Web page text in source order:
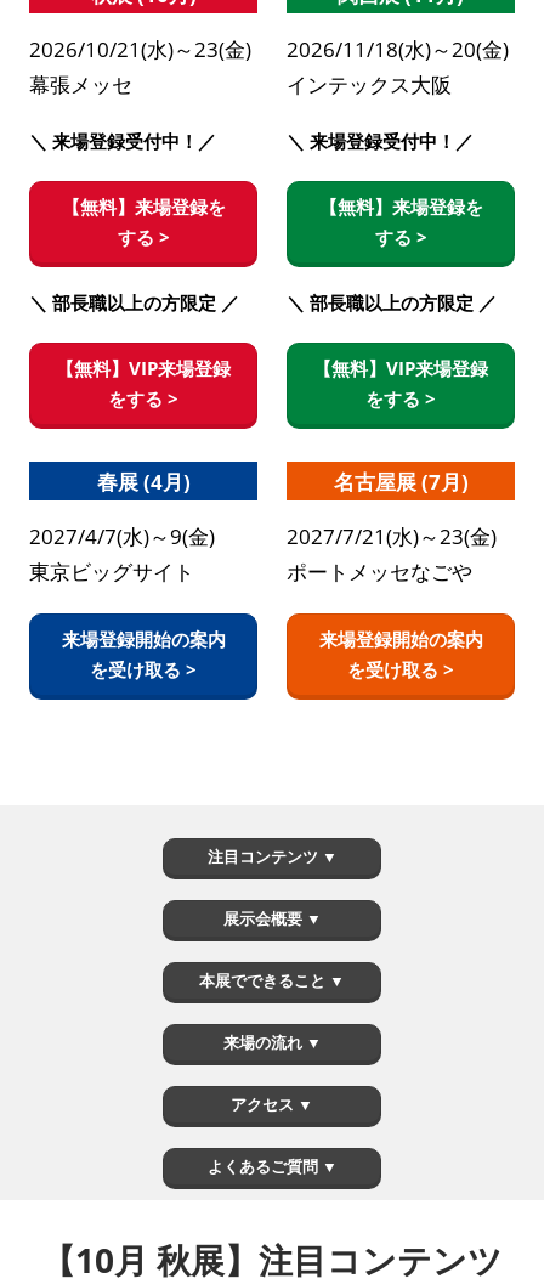
2026/10/21(水)～23(金)
幕張メッセ
＼ 来場登録受付中！／
【無料】来場登録を
する >
＼ 部長職以上の方限定 ／
【無料】VIP来場登録
をする >
2026/11/18(水)～20(金)
インテックス大阪
＼ 来場登録受付中！／
【無料】来場登録を
する >
＼ 部長職以上の方限定 ／
【無料】VIP来場登録
をする >
春展 (4月)
2027/4/7(水)～9(金)
東京ビッグサイト
来場登録開始の案内
を受け取る >
名古屋展 (7月)
2027/7/21(水)～23(金)
ポートメッセなごや
来場登録開始の案内
を受け取る >
注目コンテンツ ▼
展示会概要 ▼
本展でできること ▼
来場の流れ ▼
アクセス ▼
よくあるご質問 ▼
【10月 秋展】注目コンテンツ